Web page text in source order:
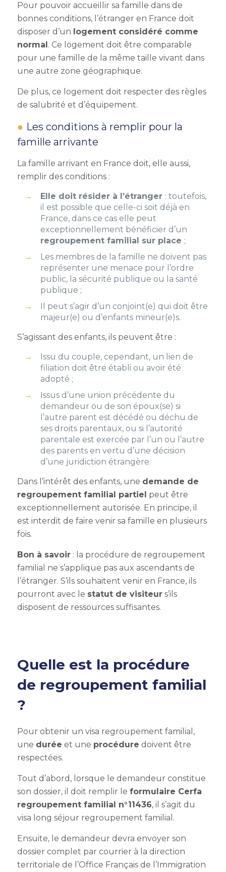
Pour pouvoir accueillir sa famille dans de
bonnes conditions, l’étranger en France doit
disposer d’un logement considéré comme
normal. Ce logement doit être comparable
pour une famille de la même taille vivant dans
une autre zone géographique.
De plus, ce logement doit respecter des règles
de salubrité et d’équipement.
Les conditions à remplir pour la
famille arrivante
La famille arrivant en France doit, elle aussi,
remplir des conditions :
Elle doit résider à l’étranger : toutefois,
il est possible que celle-ci soit déjà en
France, dans ce cas elle peut
exceptionnellement bénéficier d’un
regroupement familial sur place ;
Les membres de la famille ne doivent pas
représenter une menace pour l’ordre
public, la sécurité publique ou la santé
publique ;
Il peut s’agir d’un conjoint(e) qui doit être
majeur(e) ou d’enfants mineur(e)s.
S’agissant des enfants, ils peuvent être :
Issu du couple, cependant, un lien de
filiation doit être établi ou avoir été
adopté ;
Issus d’une union précédente du
demandeur ou de son époux(se) si
l’autre parent est décédé ou déchu de
ses droits parentaux, ou si l’autorité
parentale est exercée par l’un ou l’autre
des parents en vertu d’une décision
d’une juridiction étrangère.
Dans l’intérêt des enfants, une demande de
regroupement familial partiel peut être
exceptionnellement autorisée. En principe, il
est interdit de faire venir sa famille en plusieurs
fois.
Bon à savoir: la procédure de regroupement
familial ne s’applique pas aux ascendants de
l’étranger. S’ils souhaitent venir en France, ils
pourront avec le statut de visiteurs’ils
disposent de ressources suffisantes.
Quelle est la procédure
de regroupement familial
?
Pour obtenir un visa regroupement familial ,
une durée et une procédure doivent être
respectées.
Tout d’abord, lorsque le demandeur constitue
son dossier, il doit remplir le formulaire Cerfa
regroupement familial n°11436, il s’agit du
visa long séjour regroupement familial.
Ensuite, le demandeur devra envoyer son
dossier complet par courrier à la direction
territoriale de l’Office Français de l’Immigration